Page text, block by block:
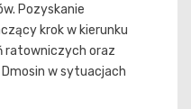
Pozyskanie
krok w kierunku
ratowniczych oraz
w sytuacjach